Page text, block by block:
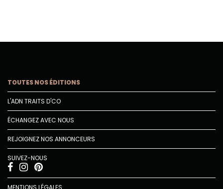
TOUTES NOS ÉDITIONS
L'ADN TRAITS D'CO
ÉCHANGEZ AVEC NOUS
REJOIGNEZ NOS ANNONCEURS
SUIVEZ-NOUS
MENTIONS LÉGALES